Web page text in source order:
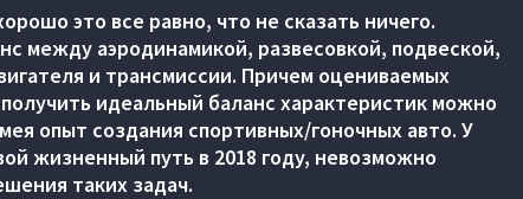
это все равно, что не сказать ничего.
между аэродинамикой, развесовкой, подвеской,
и трансмиссии. Причем оцениваемых
идеальный баланс характеристик можно
опыт создания спортивных/гоночных авто. У
жизненный путь в 2018 году, невозможно
таких задач.